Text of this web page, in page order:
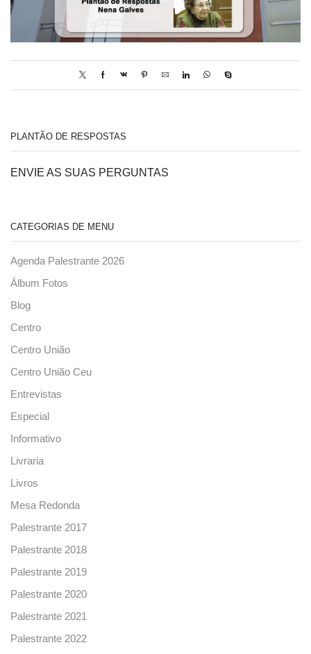
PLANTÃO DE RESPOSTAS
ENVIE AS SUAS PERGUNTAS
CATEGORIAS DE MENU
Agenda Palestrante 2026
Álbum Fotos
Blog
Centro
Centro União
Centro União Ceu
Entrevistas
Especial
Informativo
Livraria
Livros
Mesa Redonda
Palestrante 2017
Palestrante 2018
Palestrante 2019
Palestrante 2020
Palestrante 2021
Palestrante 2022